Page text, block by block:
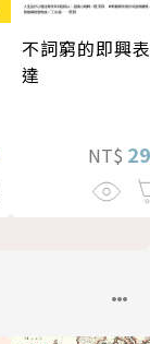
不詞窮的即興表
達
NT$